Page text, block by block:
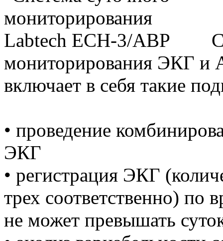
мониторирования ЭКГ и
включает в себя такие
• проведение
ЭКГ
• регистрация ЭКГ
трех соответственно) по
не может превышать